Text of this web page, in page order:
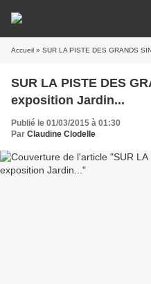
Accueil » SUR LA PISTE DES GRANDS
SUR LA PISTE DES
exposition Jardin...
Publié le 01/03/2015 à 01:30
Par Claudine Clodelle